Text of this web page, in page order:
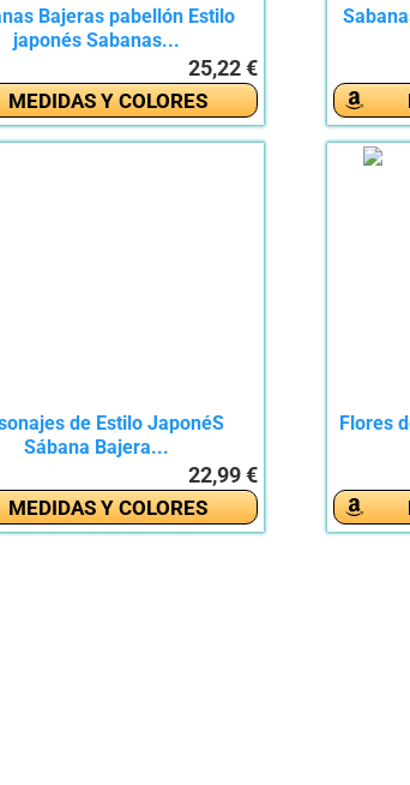
Bajeras pabellón Estilo
japonés Sabanas...
25,22 €
MEDIDAS Y COLORES
de Estilo JaponéS
Sábana Bajera...
22,99 €
MEDIDAS Y COLORES
Flores